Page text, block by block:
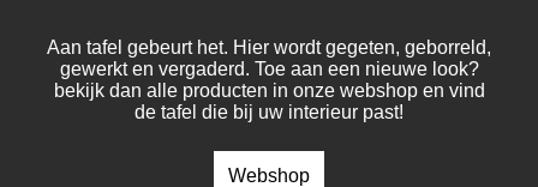
Aan tafel gebeurt het. Hier wordt gegeten, geborreld,
gewerkt en vergaderd. Toe aan een nieuwe look?
bekijk dan alle producten in onze webshop en vind
de tafel die bij uw interieur past!
Webshop